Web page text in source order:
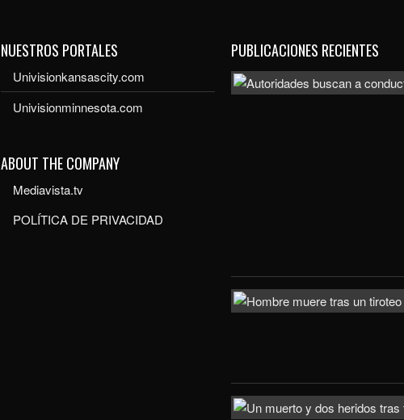
NUESTROS PORTALES
Univisionkansascity.com
Univisionminnesota.com
ABOUT THE COMPANY
Mediavista.tv
POLÍTICA DE PRIVACIDAD
PUBLICACIONES RECIENTES